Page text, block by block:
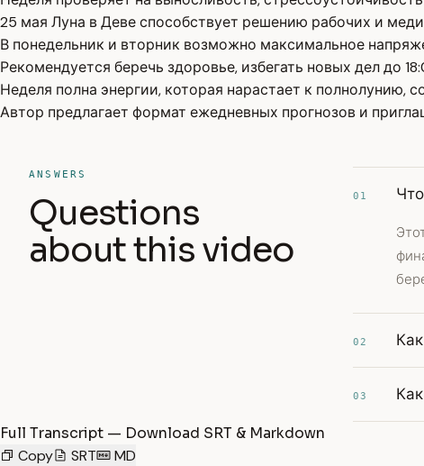
25 мая Луна в Деве способствует решению рабочих и
В понедельник и вторник возможно максимальное
Рекомендуется беречь здоровье, избегать новых дел до
Неделя полна энергии, которая нарастает к полнолунию,
Автор предлагает формат ежедневных прогнозов и
ANSWERS
Questions
about this video
01
02
03
Full Transcript — Download SRT & Markdown
Copy
SRT MD